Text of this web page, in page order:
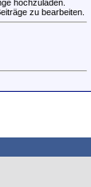
hochzuladen.
zu bearbeiten.